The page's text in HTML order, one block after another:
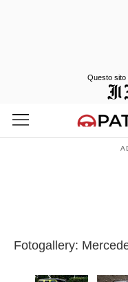
Fotogallery:
Questo sito